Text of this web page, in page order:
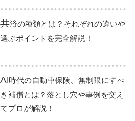
共済の種類とは？それぞれの違いや
選ぶポイントを完全解説！
A I時代の自動車保険、無制限にすべ
き補償とは？落とし穴や事例を交え
てプロが解説！